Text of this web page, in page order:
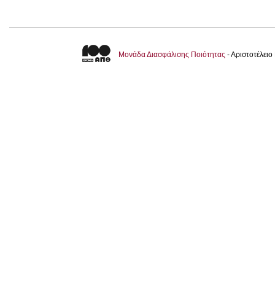
Μονάδα Διασφάλισης Ποιότητας -